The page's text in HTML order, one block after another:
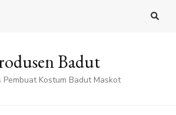
Badut
Pembuat Kostum Badut Maskot